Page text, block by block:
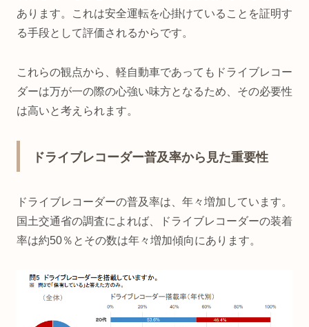
あります。これは安全運転を心掛けていることを証明す
る手段として評価されるからです。
これらの観点から、軽自動車であってもドライブレコー
ダーは万が一の際の心強い味方となるため、その必要性
は高いと考えられます。
ドライブレコーダー普及率から見た重要性
ドライブレコーダーの普及率は、年々増加しています。
国土交通省の調査によれば、ドライブレコーダーの装着
率は約50％とその数は年々増加傾向にあります。